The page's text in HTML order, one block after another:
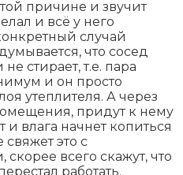
причине и звучит
и всё у него
случай
что сосед
стирает, т.е. пара
и он просто
утеплителя. А через
придут к нему
влага начнет копиться
свяжет это с
всего скажут, что
работать.